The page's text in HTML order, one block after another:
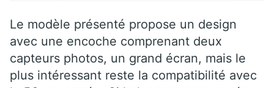
Le modèle présenté propose un design
avec une encoche comprenant deux
capteurs photos, un grand écran, mais le
plus intéressant reste la compatibilité avec